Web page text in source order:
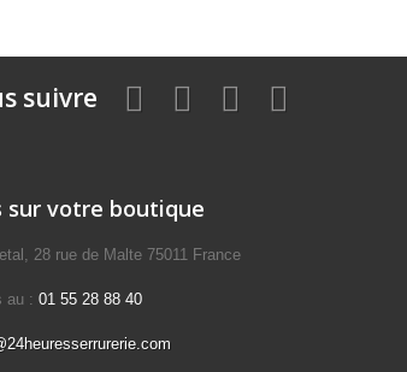
suivre
votre boutique
28 rue de Malte 75011 France
au : 01 55 28 88 40